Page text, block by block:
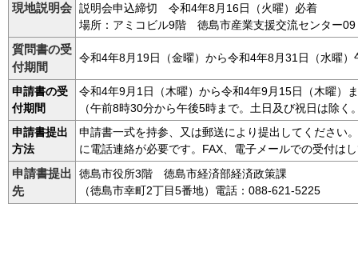
現地説明会 説明会申込締切 令和4年8月16日（火曜）必着
場所：アミコビル9階 徳島市産業支援交流センター09
質問書の受
付期間
令和4年8月19日（金曜）から令和4年8月31日（水曜）
申請書の受
付期間
令和4年9月1日（木曜）から令和4年9月15日（木曜）
（午前8時30分から午後5時まで。土日及び祝日は除く
申請書提出
方法
申請書一式を持参、又は郵送により提出してください
に電話連絡が必要です。FAX、電子メールでの受付は
申請書提出
先
徳島市役所3階 徳島市経済部経済政策課
（徳島市幸町2丁目5番地）電話：088-621-5225